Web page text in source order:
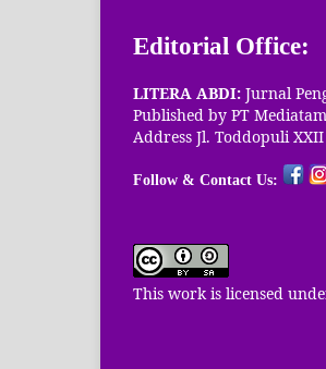
Editorial Office:
LITERA ABDI: Jurnal
Published by PT
Address Jl. Toddopuli
Follow & Contact Us:
This work is licensed